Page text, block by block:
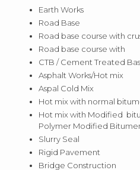
Earth Works
Road Base
Road base course with
Road base course with
CTB / Cement Treated
Asphalt Works/Hot mix
Aspal Cold Mix
Hot mix with normal
Hot mix with Modified
Polymer Modified
Slurry Seal
Rigid Pavement
Bridge Construction